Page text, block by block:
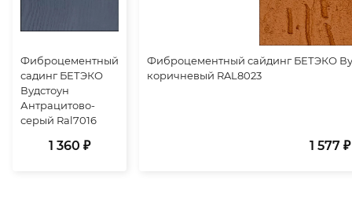
Фиброцементный
садинг БЕТЭКО
Вудстоун
Антрацитово-
серый Ral7016
1 360 ₽
Фиброцементный сайдинг БЕТЭКО
коричневый RAL8023
1 577 ₽